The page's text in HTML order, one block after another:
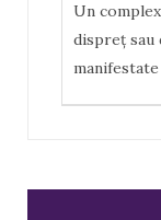
Un
dispreţ sau
manifestate
dispreţ